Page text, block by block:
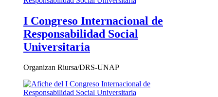
I Congreso Internacional de
Responsabilidad Social
Universitaria
Organizan Riursa/DRS-UNAP